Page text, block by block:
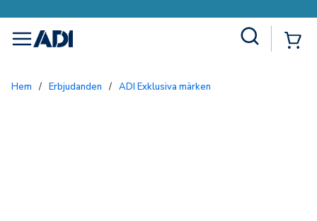
menu
Hem / Erbjudanden / ADI Exklusiva märken